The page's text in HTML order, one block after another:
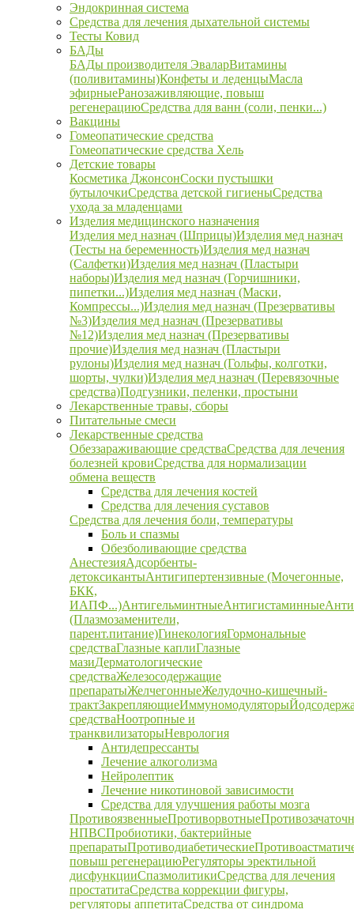
Эндокринная система
Средства для лечения дыхательной системы
Тесты Ковид
БАДы
БАДы производителя ЭваларВитамины
(поливитамины)Конфеты и леденцыМасла
эфирныеРанозаживляющие, повыш
регенерациюСредства для ванн (соли, пенки...)
Вакцины
Гомеопатические средства
Гомеопатические средства Хель
Детские товары
Косметика ДжонсонСоски пустышки
бутылочкиСредства детской гигиеныСредства
ухода за младенцами
Изделия медицинского назначения
Изделия мед назнач (Шприцы)Изделия мед назнач
(Тесты на беременность)Изделия мед назнач
(Салфетки)Изделия мед назнач (Пластыри
наборы)Изделия мед назнач (Горчишники,
пипетки...)Изделия мед назнач (Маски,
Компрессы...)Изделия мед назнач (Презервативы
№3)Изделия мед назнач (Презервативы
№12)Изделия мед назнач (Презервативы
прочие)Изделия мед назнач (Пластыри
рулоны)Изделия мед назнач (Гольфы, колготки,
шорты, чулки)Изделия мед назнач (Перевязочные
средства)Подгузники, пеленки, простыни
Лекарственные травы, сборы
Питательные смеси
Лекарственные средства
Обеззараживающие средстваСредства для лечения
болезней кровиСредства для нормализации
обмена веществ
Средства для лечения костей
Средства для лечения суставов
Средства для лечения боли, температуры
Боль и спазмы
Обезболивающие средства
АнестезияАдсорбенты-
детоксикантыАнтигипертензивные (Мочегонные,
БКК,
ИАПФ...)АнтигельминтныеАнтигистаминные
(Плазмозаменители,
парент.питание)ГинекологияГормональные
средстваГлазные каплиГлазные
мазиДерматологические
средстваЖелезосодержащие
препаратыЖелчегонныеЖелудочно-кишечный-
трактЗакрепляющиеИммуномодуляторы
средстваНоотропные и
транквилизаторыНеврология
Антидепрессанты
Лечение алкоголизма
Нейролептик
Лечение никотиновой зависимости
Средства для улучшения работы мозга
ПротивоязвенныеПротиворвотные
НПВСПробиотики, бактерийные
препаратыПротиводиабетические
повыш регенерациюРегуляторы эректильной
дисфункцииСпазмолитикиСредства для лечения
простатитаСредства коррекции фигуры,
регуляторы аппетитаСредства от синдрома